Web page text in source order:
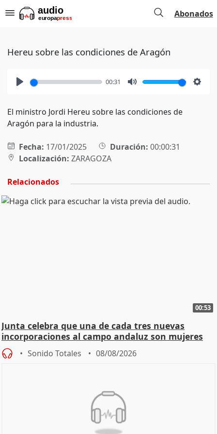
Abonados
Hereu sobre las condiciones de Aragón
00:31
El ministro Jordi Hereu sobre las condiciones de
Aragón para la industria.
Fecha: 17/01/2025 Duración: 00:00:31
Localización: ZARAGOZA
Relacionados
00:53
Junta celebra que una de cada tres nuevas
incorporaciones al campo andaluz son mujeres
jóvenes
Sonido Totales 08/08/2026